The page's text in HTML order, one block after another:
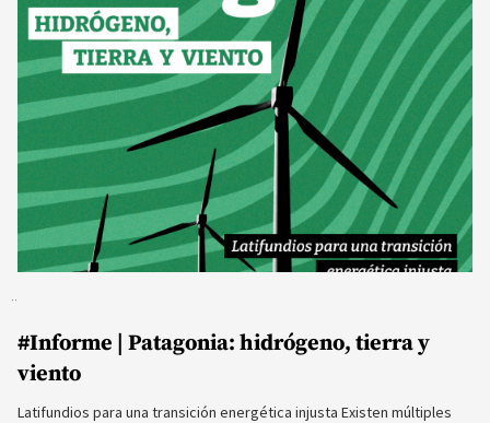
#Informe | Patagonia: hidrógeno, tierra y
viento
Latifundios para una transición energética injusta Existen múltiples